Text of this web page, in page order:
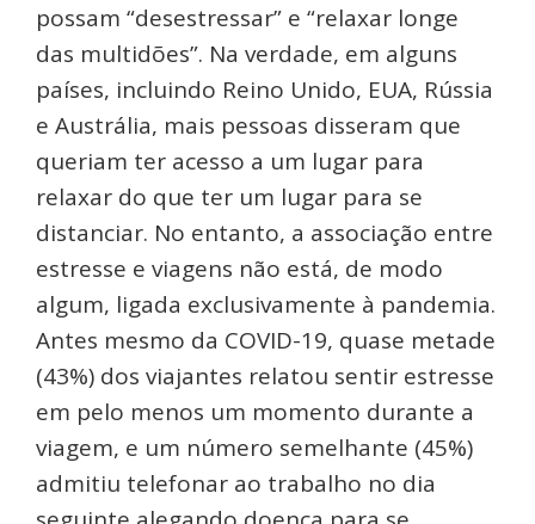
possam “desestressar” e “relaxar longe
das multidões”. Na verdade, em alguns
países, incluindo Reino Unido, EUA, Rússia
e Austrália, mais pessoas disseram que
queriam ter acesso a um lugar para
relaxar do que ter um lugar para se
distanciar. No entanto, a associação entre
estresse e viagens não está, de modo
algum, ligada exclusivamente à pandemia.
Antes mesmo da COVID-19, quase metade
(43%) dos viajantes relatou sentir estresse
em pelo menos um momento durante a
viagem, e um número semelhante (45%)
admitiu telefonar ao trabalho no dia